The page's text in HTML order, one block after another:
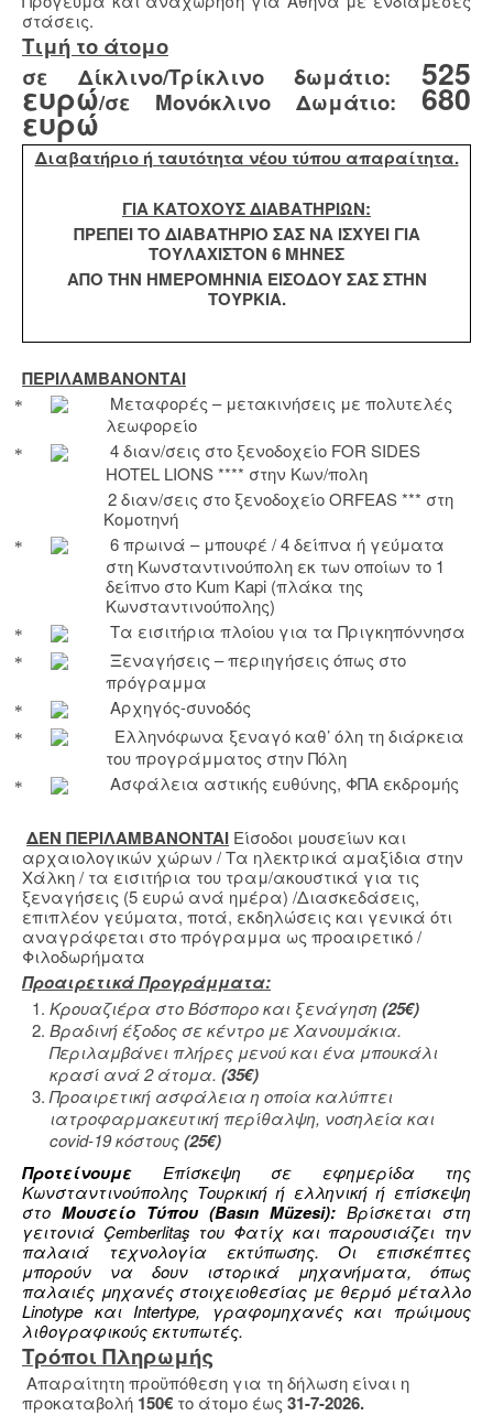
στάσεις.
Τιμή το άτομο
σε Δίκλινο/Τρίκλινο δωμάτιο: 525
ευρώ/σε Μονόκλινο Δωμάτιο: 680
ευρώ
Διαβατήριο ή ταυτότητα νέου τύπου απαραίτητα.
ΓΙΑ ΚΑΤΟΧΟΥΣ ΔΙΑΒΑΤΗΡΙΩΝ:
ΠΡΕΠΕΙ ΤΟ ΔΙΑΒΑΤΗΡΙΟ ΣΑΣ ΝΑ ΙΣΧΥΕΙ ΓΙΑ
ΤΟΥΛΑΧΙΣΤΟΝ 6 ΜΗΝΕΣ
ΑΠΟ ΤΗΝ ΗΜΕΡΟΜΗΝΙΑ ΕΙΣΟΔΟΥ ΣΑΣ ΣΤΗΝ
ΤΟΥΡΚΙΑ.
ΠΕΡΙΛΑΜΒΑΝΟΝΤΑΙ
Μεταφορές – μετακινήσεις με πολυτελές
λεωφορείο
4 διαν/σεις στο ξενοδοχείο FOR SIDES
HOTEL LIONS**** στην Κων/πολη
2 διαν/σεις στο ξενοδοχείοORFEAS*** στη
Κομοτηνή
6 πρωινά – μπουφέ / 4 δείπνα ή γεύματα
στη Κωνσταντινούπολη εκ των οποίων το 1
δείπνο στo Kum Kapi(πλάκα της
Κωνσταντινούπολης)
Τα εισιτήρια πλοίου για τα Πριγκηπόννησα
Ξεναγήσεις – περιηγήσεις όπως στο
πρόγραμμα
Αρχηγός-συνοδός
Ελληνόφωνα ξεναγό καθ’ όλη τη διάρκεια
του προγράμματος στην Πόλη
Ασφάλεια αστικής ευθύνης, ΦΠΑ εκδρομής
ΔΕΝ ΠΕΡΙΛΑΜΒΑΝONTAI Είσοδοι μουσείων και
αρχαιολογικών χώρων / Τα ηλεκτρικά αμαξίδια στην
Χάλκη / τα εισιτήρια του τραμ/ακουστικά για τις
ξεναγήσεις (5 ευρώ ανά ημέρα) /Διασκεδάσεις,
επιπλέον γεύματα, ποτά, εκδηλώσεις και γενικά ότι
αναγράφεται στο πρόγραμμα ως προαιρετικό /
Φιλοδωρήματα
Προαιρετικά Προγράμματα:
Κρουαζιέρα στο Βόσπορο και ξενάγηση (25€)
Βραδινή έξοδος σε κέντρο με Χανουμάκια.
Περιλαμβάνει πλήρες μενού και ένα μπουκάλι
κρασί ανά 2 άτομα. (35€)
Προαιρετική ασφάλεια η οποία καλύπτει
ιατροφαρμακευτική περίθαλψη, νοσηλεία και
covid-19 κόστους(25€)
Προτείνουμε Επίσκεψη σε εφημερίδα της
Κωνσταντινούπολης Τουρκική ή ελληνική ή επίσκεψη
στο Μουσείο Τύπου (Basın Müzesi): Βρίσκεται στη
γειτονιά Çemberlitaş του Φατίχ και παρουσιάζει την
παλαιά τεχνολογία εκτύπωσης. Οι επισκέπτες
μπορούν να δουν ιστορικά μηχανήματα, όπως
παλαιές μηχανές στοιχειοθεσίας με θερμό μέταλλο
Linotype και Intertype, γραφομηχανές και πρώιμους
λιθογραφικούς εκτυπωτές.
Τρόποι Πληρωμής
Απαραίτητη προϋπόθεση για τη δήλωση είναι η
προκαταβολή 150€ το άτομο έως 31-7-2026.